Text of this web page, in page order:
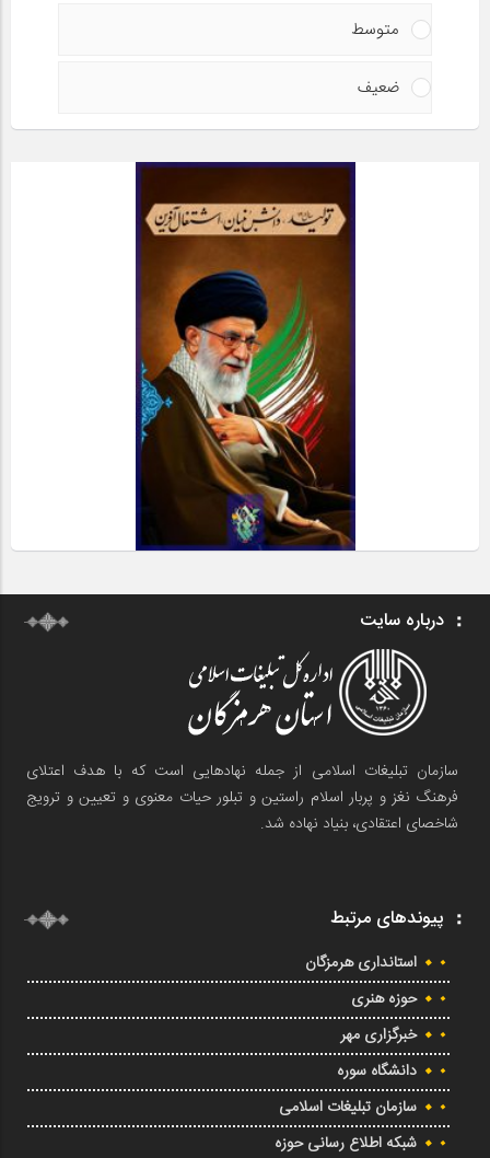
متوسط
ضعیف
درباره سایت
سازمان تبلیغات اسلامی از جمله نهادهایی است که با هدف اعتلای
فرهنگ نغز و پربار اسلام راستین و تبلور حیات معنوی و تعیین و ترویج
شاخصای اعتقادی، بنیاد نهاده شد.
پیوندهای مرتبط
استانداری هرمزگان
حوزه هنری
خبرگزاری مهر
دانشگاه سوره
سازمان تبلیغات اسلامی
شبکه اطلاع رسانی حوزه